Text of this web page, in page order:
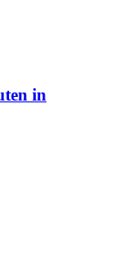
in